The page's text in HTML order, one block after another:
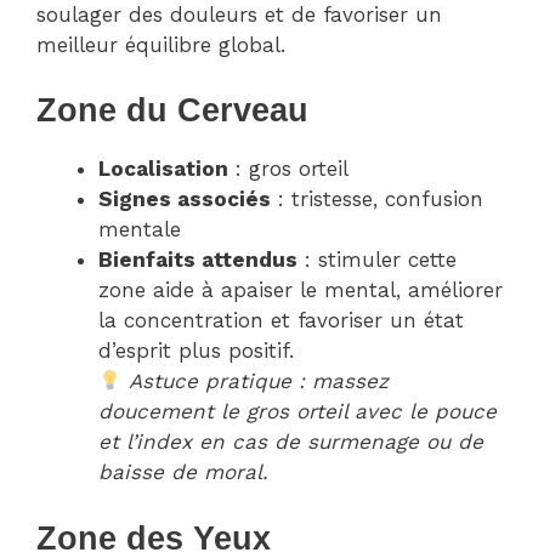
soulager des douleurs et de favoriser un
meilleur équilibre global.
Zone du Cerveau
Localisation : gros orteil
Signes associés : tristesse, confusion
mentale
Bienfaits attendus : stimuler cette
zone aide à apaiser le mental, améliorer
la concentration et favoriser un état
d’esprit plus positif.
Astuce pratique : massez
doucement le gros orteil avec le pouce
et l’index en cas de surmenage ou de
baisse de moral.
Zone des Yeux